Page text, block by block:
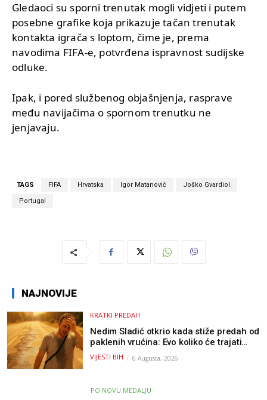
Gledaoci su sporni trenutak mogli vidjeti i putem
posebne grafike koja prikazuje tačan trenutak
kontakta igrača s loptom, čime je, prema
navodima FIFA-e, potvrđena ispravnost sudijske
odluke.
Ipak, i pored službenog objašnjenja, rasprave
među navijačima o spornom trenutku ne
jenjavaju.
TAGS FIFA Hrvatska Igor Matanović Joško Gvardiol
Portugal
NAJNOVIJE
KRATKI PREDAH
Nedim Sladić otkrio kada stiže predah od
paklenih vrućina: Evo koliko će trajati
osvježenje u BiH
VIJESTI BIH 6 Augusta, 2026
PO NOVU MEDALJU